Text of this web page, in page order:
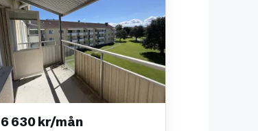
6 630 kr/mån